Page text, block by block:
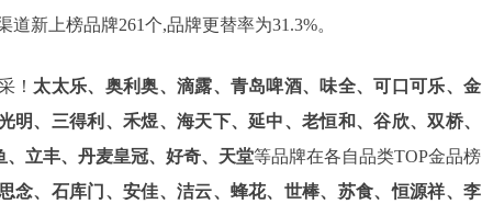
新上榜品牌261个,品牌更替率为31.3%。
！ 太太乐、奥利奥、滴露、青岛啤酒、味全、可口可乐、金
、三得利、禾煜、海天下、延中、老恒和、谷欣、双桥、
立丰、丹麦皇冠、好奇、天堂等品牌在各自品类TOP金品榜
念、石库门、安佳、洁云、蜂花、世棒、苏食、恒源祥、李